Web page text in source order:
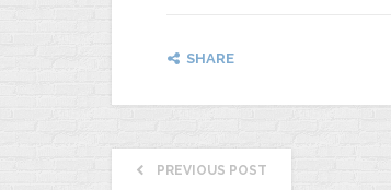
SHARE
PREVIOUS POST